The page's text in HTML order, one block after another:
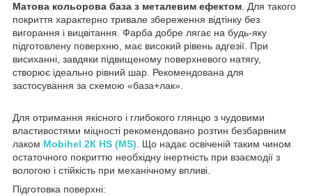
Матова кольорова база з металевим ефектом. Для такого
покриття характерно тривале збереження відтінку без
вигорання і вицвітання. Фарба добре лягає на будь-яку
підготовлену поверхню, має високий рівень адгезії. При
висиханні, завдяки підвищеному поверхневого натягу,
створює ідеально рівний шар. Рекомендована для
застосування за схемою «база+лак».
Для отримання якісного і глибокого глянцю з чудовими
властивостями міцності рекомендовано розтин безбарвним
лаком Mobihel 2К HS (MS). Що надає освіченій таким чином
остаточного покриттю необхідну інертність при взаємодії з
вологою і стійкість при механічному впливі.
Підготовка поверхні: